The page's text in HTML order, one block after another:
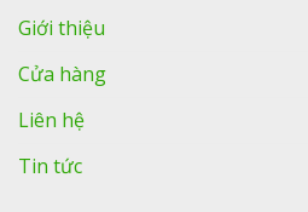
Giới thiệu
Cửa hàng
Liên hệ
Tin tức